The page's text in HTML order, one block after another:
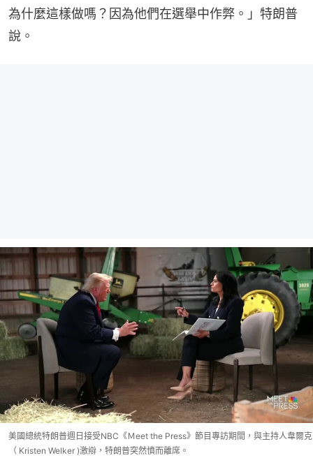
為什麼這樣做嗎？因為他們在選舉中作弊。」特朗普
說。
美國總統特朗普週日接受NBC《Ｍeet the Press》節目專訪期間，與主持人韋爾克
（ Kristen Welker )激辯，特朗普突然憤而離席。